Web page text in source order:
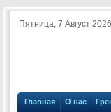
Пятница, 7 Август 2026
Главная О нас